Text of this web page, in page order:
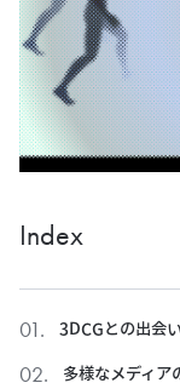
Index
3DCGとの出会
多様なメディア